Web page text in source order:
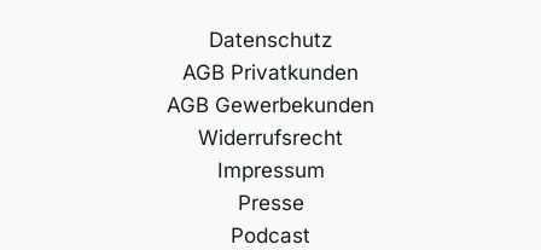
Datenschutz
AGB Privatkunden
AGB Gewerbekunden
Widerrufsrecht
Impressum
Presse
Podcast